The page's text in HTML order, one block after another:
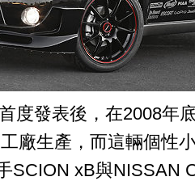
度發表後，在2008年
廠生產，而這輛個性
SCION xB與NISSAN